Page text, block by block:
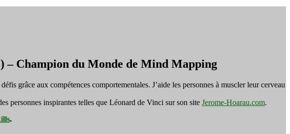
– Champion du Monde de Mind Mapping
grâce aux compétences comportementales. J’aide les personnes à muscler leur cerveau
personnes inspirantes telles que Léonard de Vinci sur son site Jerome-Hoarau.com.
.